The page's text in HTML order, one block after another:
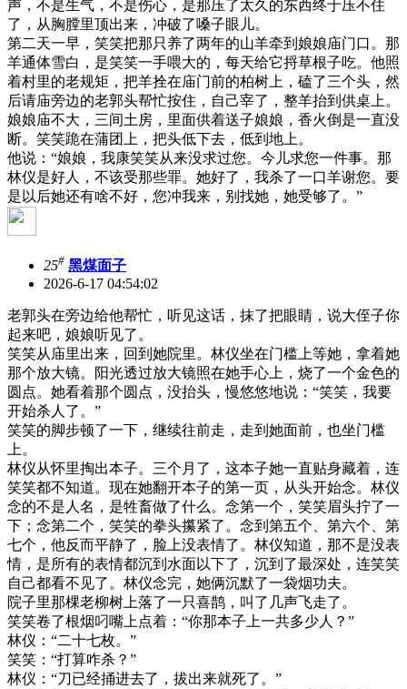
声，不是生气，不是伤心，是那压了太久的东西终于压不住
了，从胸膛里顶出来，冲破了嗓子眼儿。
第二天一早，笑笑把那只养了两年的山羊牵到娘娘庙门口。那
羊通体雪白，是笑笑一手喂大的，每天给它捋草根子吃。他照
着村里的老规矩，把羊拴在庙门前的柏树上，磕了三个头，然
后请庙旁边的老郭头帮忙按住，自己宰了，整羊抬到供桌上。
娘娘庙不大，三间土房，里面供着送子娘娘，香火倒是一直没
断。笑笑跪在蒲团上，把头低下去，低到地上。
他说：“娘娘，我康笑笑从来没求过您。今儿求您一件事。那
林仪是好人，不该受那些罪。她好了，我杀了一口羊谢您。要
是以后她还有啥不好，您冲我来，别找她，她受够了。”
25# 黑煤面子
2026-6-17 04:54:02
老郭头在旁边给他帮忙，听见这话，抹了把眼睛，说大侄子你
起来吧，娘娘听见了。
笑笑从庙里出来，回到她院里。林仪坐在门槛上等她，拿着她
那个放大镜。阳光透过放大镜照在她手心上，烧了一个金色的
圆点。她看着那个圆点，没抬头，慢悠悠地说：“笑笑，我要
开始杀人了。”
笑笑的脚步顿了一下，继续往前走，走到她面前，也坐门槛
上。
林仪从怀里掏出本子。三个月了，这本子她一直贴身藏着，连
笑笑都不知道。现在她翻开本子的第一页，从头开始念。林仪
念的不是人名，是牲畜做了什么。念第一个，笑笑眉头拧了一
下；念第二个，笑笑的拳头攥紧了。念到第五个、第六个、第
七个，他反而平静了，脸上没表情了。林仪知道，那不是没表
情，是所有的表情都沉到水面以下了，沉到了最深处，连笑笑
自己都看不见了。林仪念完，她俩沉默了一袋烟功夫。
院子里那棵老柳树上落了一只喜鹊，叫了几声飞走了。
笑笑卷了根烟叼嘴上点着：“你那本子上一共多少人？”
林仪：“二十七枚。”
笑笑：“打算咋杀？”
林仪：“刀已经捅进去了，拔出来就死了。”